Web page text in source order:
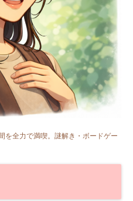
を全力で満喫。謎解き・ボードゲー